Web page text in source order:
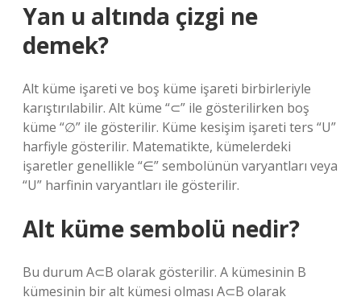
Yan u altında çizgi ne
demek?
Alt küme işareti ve boş küme işareti birbirleriyle
karıştırılabilir. Alt küme “⊂” ile gösterilirken boş
küme “∅” ile gösterilir. Küme kesişim işareti ters “U”
harfiyle gösterilir. Matematikte, kümelerdeki
işaretler genellikle “∈” sembolünün varyantları veya
“U” harfinin varyantları ile gösterilir.
Alt küme sembolü nedir?
Bu durum A⊂B olarak gösterilir. A kümesinin B
kümesinin bir alt kümesi olması A⊂B olarak